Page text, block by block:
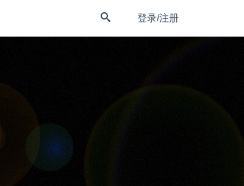
登录/注册